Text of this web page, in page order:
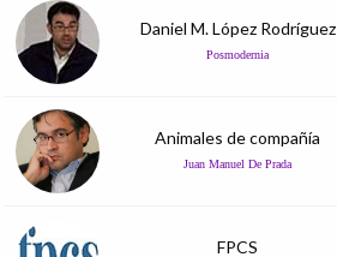
Daniel M. López Rodríguez
Posmodernia
Animales de compañía
Juan Manuel De Prada
FPCS